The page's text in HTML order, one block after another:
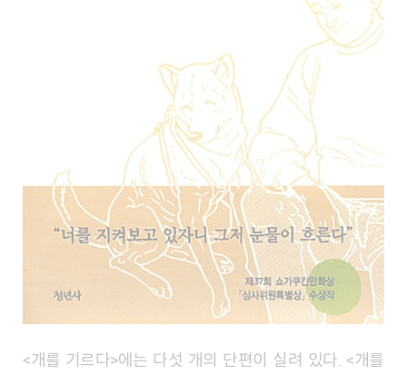
<개를 기르다>에는 다섯 개의 단편이 실려 있다. <개를